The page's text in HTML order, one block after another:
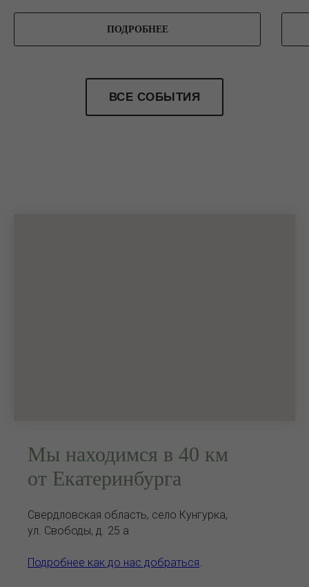
ПОДРОБНЕЕ
ВСЕ СОБЫТИЯ
Мы находимся в 40 км
от Екатеринбурга
Свердловская область, село Кунгурка,
ул. Свободы, д. 25 а
Подробнее как до нас добраться.